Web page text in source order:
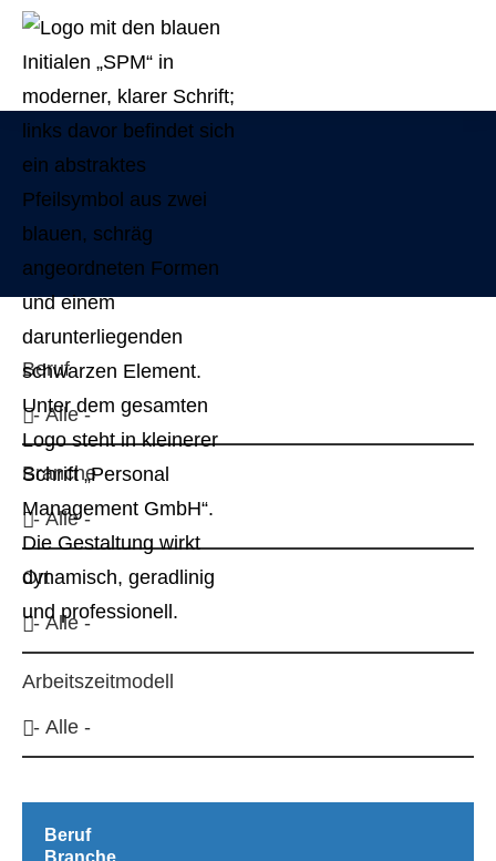
Beruf
Branche
Ort
Arbeitszeitmodell
Beruf
Branche